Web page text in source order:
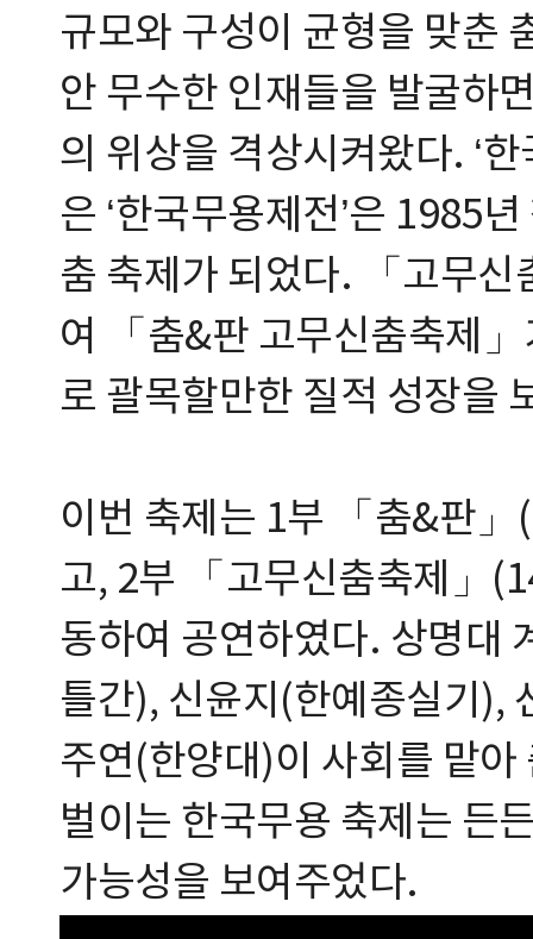
규모와 구성이 균형을 맞춘
안 무수한 인재들을 발굴하
의 위상을 격상시켜왔다. ‘
은 ‘한국무용제전’은 1985
춤 축제가 되었다. 「고무
여 「춤&판 고무신춤축제
로 괄목할만한 질적 성장을
이번 축제는 1부 「춤&판
고, 2부 「고무신춤축제」
동하여 공연하였다. 상명대
틀간), 신윤지(한예종실기),
주연(한양대)이 사회를 맡
벌이는 한국무용 축제는 든
가능성을 보여주었다.